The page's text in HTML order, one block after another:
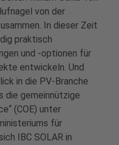
von der
In dieser Zeit
praktisch
und -optionen für
entwickeln. Und
in die PV-Branche
die gemeinnützige
(COE) unter
für
IBC SOLAR in